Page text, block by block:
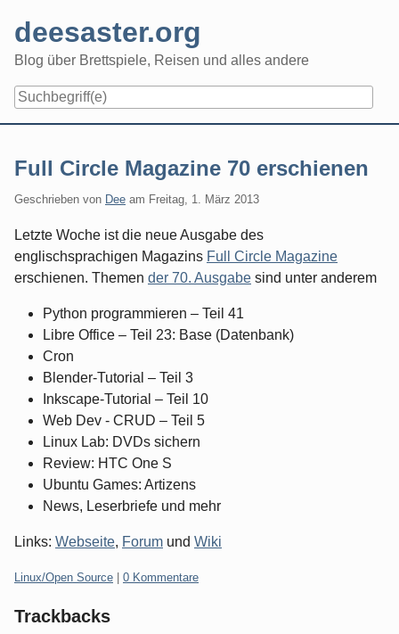
content
deesaster.org
Blog über Brettspiele, Reisen und alles andere
Full Circle Magazine 70 erschienen
Geschrieben von Dee am Freitag, 1. März 2013
Letzte Woche ist die neue Ausgabe des
englischsprachigen Magazins Full Circle Magazine
erschienen. Themen der 70. Ausgabe sind unter anderem
Python programmieren – Teil 41
Libre Office – Teil 23: Base (Datenbank)
Cron
Blender-Tutorial – Teil 3
Inkscape-Tutorial – Teil 10
Web Dev - CRUD – Teil 5
Linux Lab: DVDs sichern
Review: HTC One S
Ubuntu Games: Artizens
News, Leserbriefe und mehr
Links: Webseite, Forum und Wiki
Kategorien:
Linux/Open Source 0 Kommentare
Trackbacks